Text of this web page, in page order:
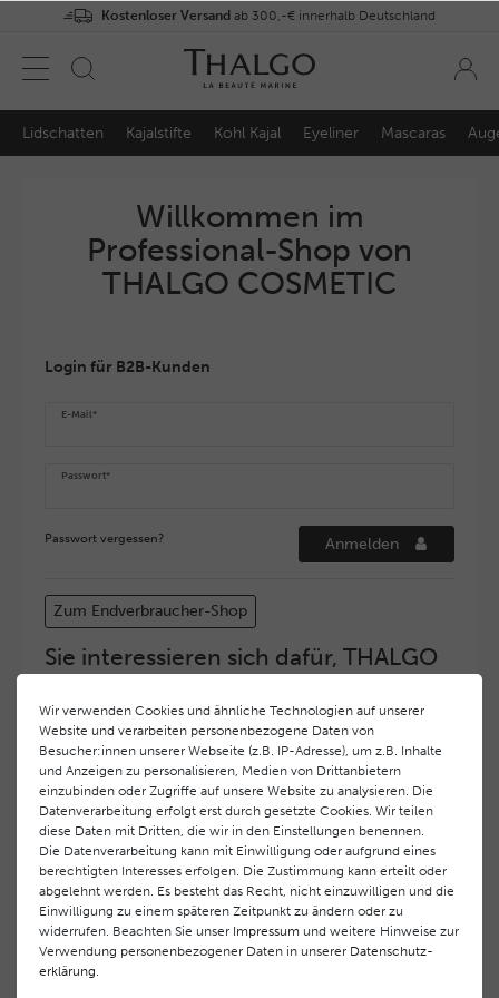
Kostenloser Versand ab 300,-€ innerhalb Deutschland
Lidschatten Eyeliner
Kajalstifte Kohl Kajal Mascaras
Willkommen im
Professional-Shop von
THALGO COSMETIC
Login für B2B-Kunden
E-Mail*
Passwort*
Passwort vergessen? Anmelden
Zum Endverbraucher-Shop
Sie interessieren sich dafür, THALGO
COSMETIC Partner und Depositär zu
werden?
Hohe Servicequalität und ein exzellentes Markenimage
haben bei
THALGO COSMETIC oberste Priorität.
Anspruchsvollen Endverbrauchern möchten wir ein
hohes Qualitätsniveau und gleichzeitig eine
überdurchschnittliche Behandlungs- und Serviceleistung
gewährleisten. Deshalb haben wir ein selektives
Vertriebssystem eingeführt. THALGO COSMETICPartner
werden auf diese Weise wirtschaftlich unterstützt,
während Endverbrauchern eine stets gleichbleibend hohe
Dienstleistungsqualität und ein innovatives Produkt- und
Behandlungsprogramm geboten wird.
Wir verwenden Cookies und ähnliche Technologien auf unserer
Website und verarbeiten personenbezogene Daten von
Besucher:innen unserer Webseite (z.B. IP-Adresse), um z.B. Inhalte
und Anzeigen zu personalisieren, Medien von Drittanbietern
einzubinden oder Zugriffe auf unsere Website zu analysieren. Die
Datenverarbeitung erfolgt erst durch gesetzte Cookies. Wir teilen
diese Daten mit Dritten, die wir in den Einstellungen benennen.
Die Datenverarbeitung kann mit Einwilligung oder aufgrund eines
berechtigten Interesses erfolgen. Die Zustimmung kann erteilt oder
abgelehnt werden. Es besteht das Recht, nicht einzuwilligen und die
Einwilligung zu einem späteren Zeitpunkt zu ändern oder zu
widerrufen. Beachten Sie unser Impressum und weitere Hinweise zur
Verwendung personenbezogener Daten in unserer Daten­schutz­
erklärung.